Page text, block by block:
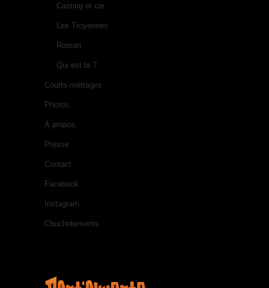
Casting et cie
Les Troyennes
Roman
Qui est là ?
Courts-métrages
Photos
À propos
Presse
Contact
Facebook
Instagram
Chuchotements